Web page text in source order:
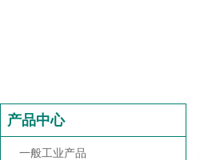
产品中心
一般工业产品